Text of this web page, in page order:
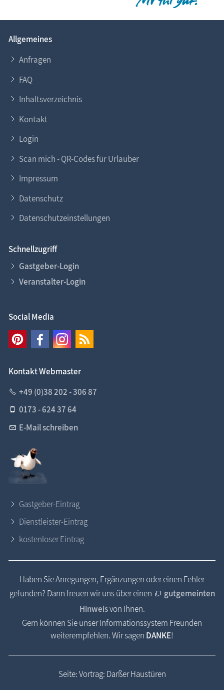
Allgemeines
Anfragen
FAQ
Inhaltsverzeichnis
Kontakt
Login
Scan mich - QR-Codes für Urlauber
Impressum
Datenschutz
Datenschutzeinstellungen
Schnellzugriff
Gastgeber-Login
Veranstalter-Login
Social Media
Kontakt Webmaster
+49 (0)38 202 - 306 87
0173 - 624 37 64
E-Mail schreiben
Gastgeber-Eintrag
Dienstleister-Eintrag
kostenloser Eintrag
Haben Sie Anregungen, Ergänzungen oder einen Fehler
gefunden? Dann freuen wir uns über einen
gutgemeinten
Hinweisvon Ihnen.
Gern können Sie unser Informationssystem Freunden
weiterempfehlen. Wir sagen DANKE!
Seite: Vortrag: Darßer Haustüren